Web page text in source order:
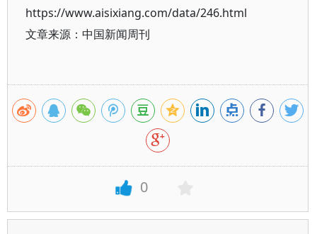
https://www.aisixiang.com/data/246.html
文章来源：中国新闻周刊
0